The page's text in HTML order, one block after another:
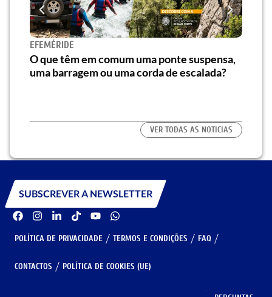
EFEMÉRIDE
O que têm em comum uma ponte suspensa,
uma barragem ou uma corda de escalada?
VER TODAS AS NOTICIAS
SUBSCREVER A NEWSLETTER
POLÍTICA DE PRIVACIDADE TERMOS E CONDIÇÕES FAQ
CONTACTOS POLÍTICA DE COOKIES (UE)